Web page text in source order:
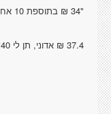
"34 ₪ בתוספת 10 אחוז-
37.4 ₪ אדוני, תן לי 40"